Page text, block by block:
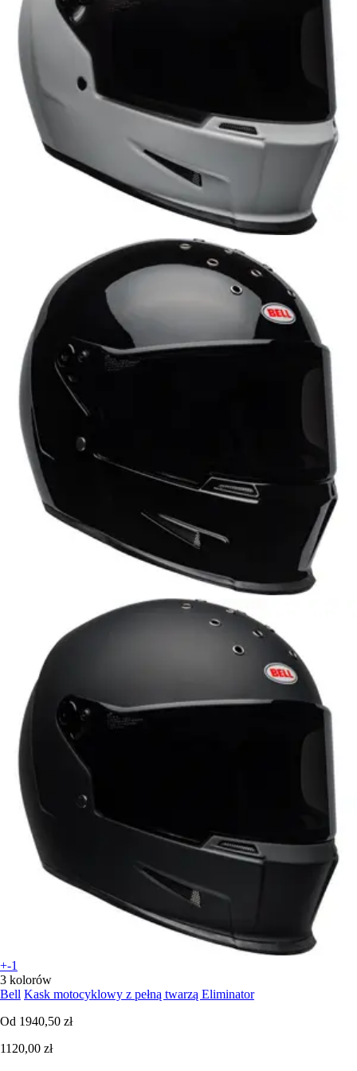
+-1
3 kolorów
Bell Kask motocyklowy z pełną twarzą Eliminator
Od 1940,50 zł
1120,00 zł